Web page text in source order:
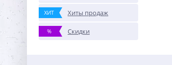
ХИТ Хиты продаж
% Скидки